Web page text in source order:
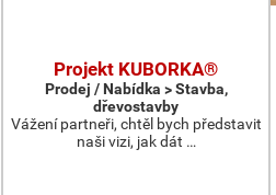
Projekt KUBORKA®
Prodej / Nabídka > Stavba,
dřevostavby
Vážení partneři, chtěl bych představit
naši vizi, jak dát …